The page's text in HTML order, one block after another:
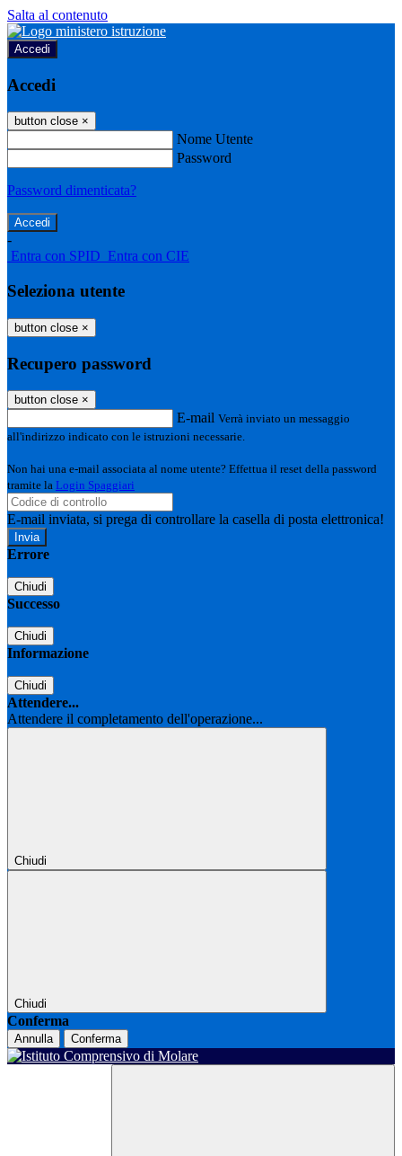
Salta al contenuto
Accedi
Accedi
button close ×
Nome Utente
Password
Password dimenticata?
-
Entra con SPID Entra con CIE
Seleziona utente
button close ×
Recupero password
button close ×
E-mail Verrà inviato un messaggio
all'indirizzo indicato con le istruzioni necessarie.
Non hai una e-mail associata al nome utente? Effettua il reset della password
tramite la Login Spaggiari
E-mail inviata, si prega di controllare la casella di posta elettronica!
Errore
Chiudi
Successo
Chiudi
Informazione
Chiudi
Attendere...
Attendere il completamento dell'operazione...
Chiudi
Chiudi
Conferma
Annulla Conferma